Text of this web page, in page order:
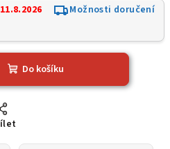
11.8.2026
Možnosti doručení
Do košíku